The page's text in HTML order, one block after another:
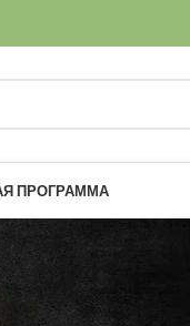
ПРОГРАММА